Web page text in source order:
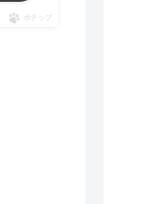
ポチップ